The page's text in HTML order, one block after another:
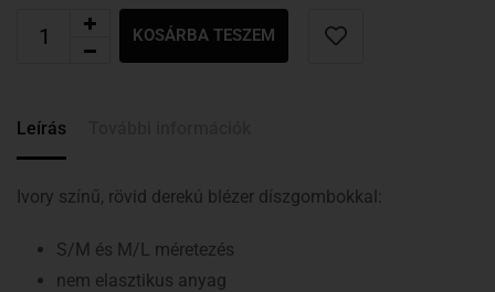
KOSÁRBA TESZEM
Leírás
Ivory színű, rövid derekú blézer díszgombokkal:
S/M és M/L méretezés
nem elasztikus anyag